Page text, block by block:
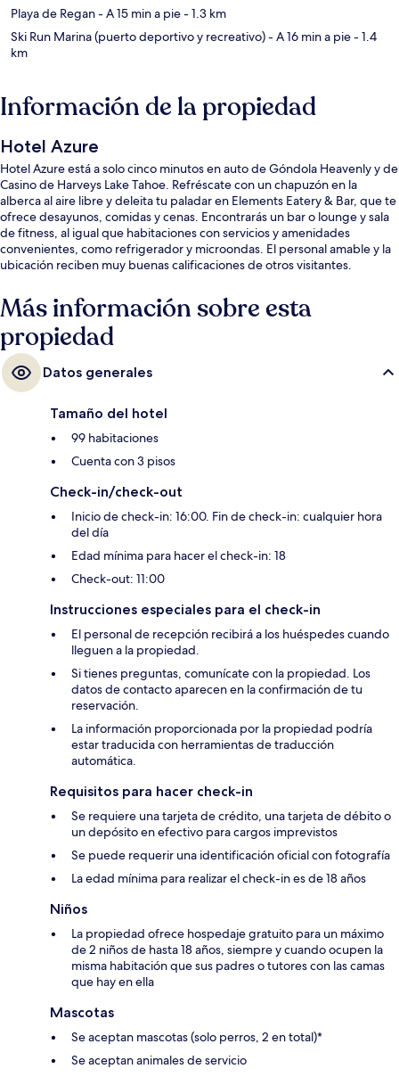
Playa de Regan- A 15 min a pie- 1.3 km
Ski Run Marina (puerto deportivo y recreativo)- A 16 min a pie- 1.4
km
Información de la propiedad
Hotel Azure
Hotel Azure está a solo cinco minutos en auto de Góndola Heavenly y de
Casino de Harveys Lake Tahoe. Refréscate con un chapuzón en la
alberca al aire libre y deleita tu paladar en Elements Eatery & Bar, que te
ofrece desayunos, comidas y cenas. Encontrarás un bar o lounge y sala
de fitness, al igual que habitaciones con servicios y amenidades
convenientes, como refrigerador y microondas. El personal amable y la
ubicación reciben muy buenas calificaciones de otros visitantes.
Más información sobre esta
propiedad
Datos generales
Tamaño del hotel
99 habitaciones
Cuenta con 3 pisos
Check-in/check-out
Inicio de check-in: 16:00. Fin de check-in: cualquier hora
del día
Edad mínima para hacer el check-in: 18
Check-out: 11:00
Instrucciones especiales para el check-in
El personal de recepción recibirá a los huéspedes cuando
lleguen a la propiedad.
Si tienes preguntas, comunícate con la propiedad. Los
datos de contacto aparecen en la confirmación de tu
reservación.
La información proporcionada por la propiedad podría
estar traducida con herramientas de traducción
automática.
Requisitos para hacer check-in
Se requiere una tarjeta de crédito, una tarjeta de débito o
un depósito en efectivo para cargos imprevistos
Se puede requerir una identificación oficial con fotografía
La edad mínima para realizar el check-in es de 18 años
Niños
La propiedad ofrece hospedaje gratuito para un máximo
de 2 niños de hasta 18 años, siempre y cuando ocupen la
misma habitación que sus padres o tutores con las camas
que hay en ella
Mascotas
Se aceptan mascotas (solo perros, 2 en total)*
Se aceptan animales de servicio